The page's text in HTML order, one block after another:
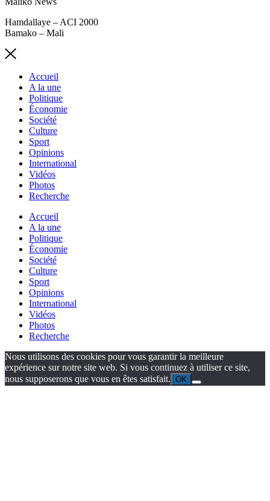
Hamdallaye – ACI 2000
Bamako – Mali
Accueil
A la une
Politique
Économie
Société
Culture
Sport
Opinions
International
Vidéos
Photos
Recherche
Accueil
A la une
Politique
Économie
Société
Culture
Sport
Opinions
International
Vidéos
Photos
Recherche
Nous utilisons des cookies pour vous garantir la meilleure
expérience sur notre site web. Si vous continuez à utiliser ce site,
nous supposerons que vous en êtes satisfait. OK